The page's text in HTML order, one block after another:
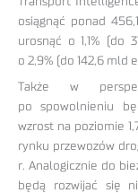
osiągnąć ponad
urosnąć o 1,1% (do
o 2,9% (do 142,6 mld
Także w
po spowolnieniu
wzrost na poziomie
rynku przewozów
r. Analogicznie do
będą rozwijać się